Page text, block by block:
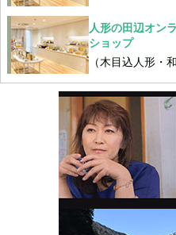
人形の田辺オン
ショップ
（木目込人形・